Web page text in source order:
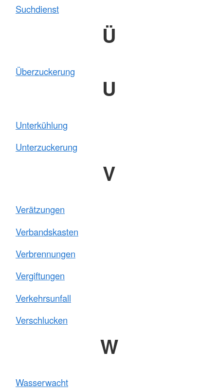
Suchdienst
Ü
Überzuckerung
U
Unterkühlung
Unterzuckerung
V
Verätzungen
Verbandskasten
Verbrennungen
Vergiftungen
Verkehrsunfall
Verschlucken
W
Wasserwacht